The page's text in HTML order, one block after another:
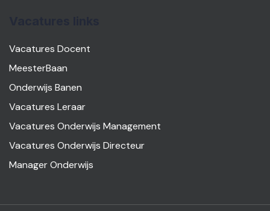
Vacatures Docent
MeesterBaan
Onderwijs Banen
Vacatures Leraar
Vacatures Onderwijs Management
Vacatures Onderwijs Directeur
Manager Onderwijs